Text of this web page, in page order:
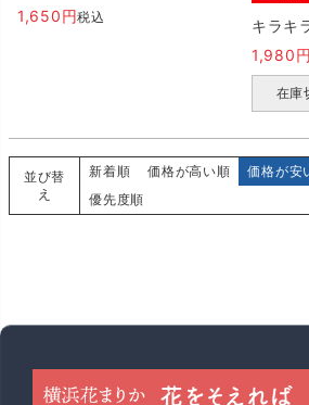
1,650
税込
キラキ
1,980
在庫
並び替
え
新着順 価格が高い順 価格が安
優先度順